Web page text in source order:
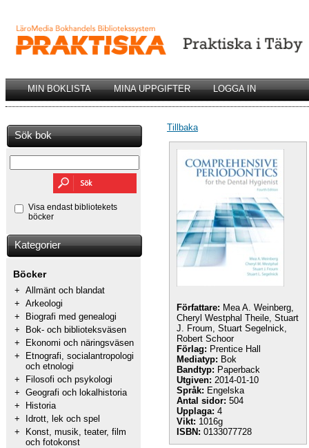
MIN BOKLISTA MINA UPPGIFTER LOGGA IN
Sök bok
Visa endast bibliotekets
böcker
Kategorier
Böcker
+ Allmänt och blandat
+ Arkeologi
+
Biografi med genealogi
+
Bok- och biblioteksväsen
+
Ekonomi och näringsväsen
+
Etnografi, socialantropologi
och etnologi
+
Filosofi och psykologi
+ Geografi och lokalhistoria
+
Historia
+
Idrott, lek och spel
+
Konst, musik, teater, film
och fotokonst
Tillbaka
Författare: Mea A. Weinberg,
Cheryl Westphal Theile, Stuart
J. Froum, Stuart Segelnick,
Robert Schoor
Förlag: Prentice Hall
Mediatyp: Bok
Bandtyp: Paperback
Utgiven: 2014-01-10
Språk: Engelska
Antal sidor: 504
Upplaga: 4
Vikt: 1016g
ISBN: 0133077728